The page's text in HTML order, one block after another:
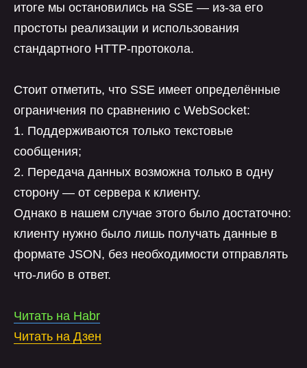
итоге мы остановились на SSE — из-за его
простоты реализации и использования
стандартного HTTP-протокола.
Стоит отметить, что SSE имеет определённые
ограничения по сравнению с WebSocket:
1. Поддерживаются только текстовые
сообщения;
2. Передача данных возможна только в одну
сторону — от сервера к клиенту.
Однако в нашем случае этого было достаточно:
клиенту нужно было лишь получать данные в
формате JSON, без необходимости отправлять
что-либо в ответ.
Читать на Habr
Читать на Дзен